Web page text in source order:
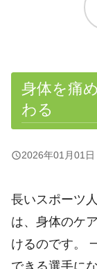
身体を痛
わる
query_builder2026年01月01日
長いスポーツ
は、身体のケ
けるのです。